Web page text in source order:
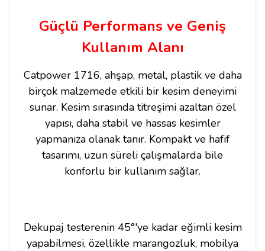
Güçlü Performans ve Geniş
Kullanım Alanı
Catpower 1716, ahşap, metal, plastik ve daha
birçok malzemede etkili bir kesim deneyimi
sunar. Kesim sırasında titreşimi azaltan özel
yapısı, daha stabil ve hassas kesimler
yapmanıza olanak tanır. Kompakt ve hafif
tasarımı, uzun süreli çalışmalarda bile
konforlu bir kullanım sağlar.
Dekupaj testerenin 45°'ye kadar eğimli kesim
yapabilmesi, özellikle marangozluk, mobilya